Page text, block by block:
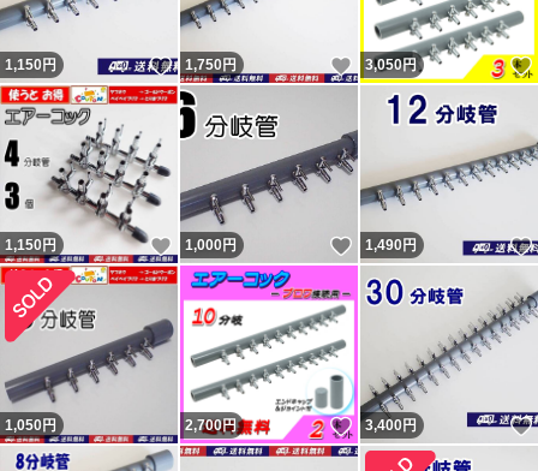
ーンの砂は多少とれます。輸送事故（破損）であれば輸送
業者か私が対応となります。箱梱包での破損は輸送業者の
問題と思います。本当の話であれば。 問題あれば対応後
の評価依頼については「小学生しか守らなそうなルールは
小学生にのみに言えば。」と言ってくる者です。「大人数
で通報したらアカウント消えるらしいよ。」と脅しなのか
意味不明の事を言ってくる者です。
新たに『追跡すると配達済だがポストに無い』という事で
返金申請依頼・輸送業者に報告し対応しているのに不当評
価されました。私に非が無いのに理不尽な評価されれば相
応の評価するのは普通です。何故か「脅された」とコメン
トされていますが忠告です。 最新の評価コメントは反論
1,150円 いいね！
1,750円 いいね！
3,050円
1,150 円 いいね！
1,000円 いいね！
1,490円
1,050円 2,700円 いいね！
3,400円